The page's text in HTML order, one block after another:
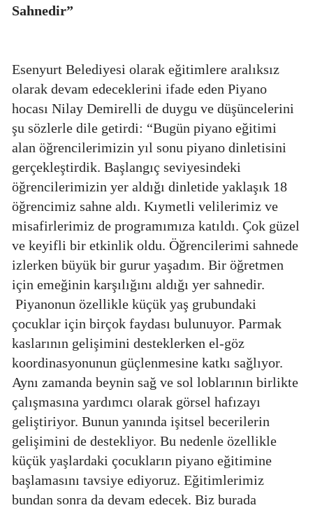
Sahnedir”
Esenyurt Belediyesi olarak eğitimlere aralıksız
olarak devam edeceklerini ifade eden Piyano
hocası Nilay Demirelli de duygu ve düşüncelerini
şu sözlerle dile getirdi: “Bugün piyano eğitimi
alan öğrencilerimizin yıl sonu piyano dinletisini
gerçekleştirdik. Başlangıç seviyesindeki
öğrencilerimizin yer aldığı dinletide yaklaşık 18
öğrencimiz sahne aldı. Kıymetli velilerimiz ve
misafirlerimiz de programımıza katıldı. Çok güzel
ve keyifli bir etkinlik oldu. Öğrencilerimi sahnede
izlerken büyük bir gurur yaşadım. Bir öğretmen
için emeğinin karşılığını aldığı yer sahnedir.
Piyanonun özellikle küçük yaş grubundaki
çocuklar için birçok faydası bulunuyor. Parmak
kaslarının gelişimini desteklerken el-göz
koordinasyonunun güçlenmesine katkı sağlıyor.
Aynı zamanda beynin sağ ve sol loblarının birlikte
çalışmasına yardımcı olarak görsel hafızayı
geliştiriyor. Bunun yanında işitsel becerilerin
gelişimini de destekliyor. Bu nedenle özellikle
küçük yaşlardaki çocukların piyano eğitimine
başlamasını tavsiye ediyoruz. Eğitimlerimiz
bundan sonra da devam edecek. Biz burada